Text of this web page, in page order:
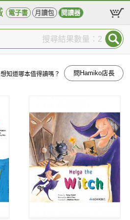
電子書 月讀包 閱讀器
搜尋結果數量：2
想知道哪本值得讀嗎？ 問Hamiko店長